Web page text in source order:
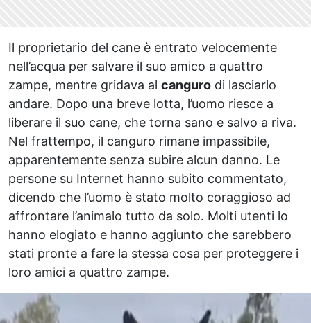
Il proprietario del cane è entrato velocemente
nell’acqua per salvare il suo amico a quattro
zampe, mentre gridava al canguro di lasciarlo
andare. Dopo una breve lotta, l’uomo riesce a
liberare il suo cane, che torna sano e salvo a riva.
Nel frattempo, il canguro rimane impassibile,
apparentemente senza subire alcun danno. Le
persone su Internet hanno subito commentato,
dicendo che l’uomo è stato molto coraggioso ad
affrontare l’animalo tutto da solo. Molti utenti lo
hanno elogiato e hanno aggiunto che sarebbero
stati pronte a fare la stessa cosa per proteggere i
loro amici a quattro zampe.